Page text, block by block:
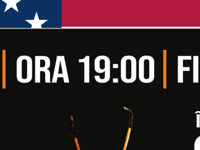
- Marius Mihalache - invitată: Nico